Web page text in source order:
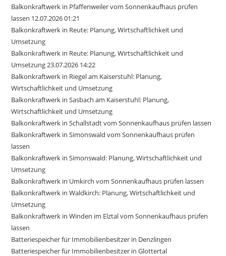
Balkonkraftwerk in Pfaffenweiler vom Sonnenkaufhaus prüfen
lassen 12.07.2026 01:21
Balkonkraftwerk in Reute: Planung, Wirtschaftlichkeit und
Umsetzung
Balkonkraftwerk in Reute: Planung, Wirtschaftlichkeit und
Umsetzung 23.07.2026 14:22
Balkonkraftwerk in Riegel am Kaiserstuhl: Planung,
Wirtschaftlichkeit und Umsetzung
Balkonkraftwerk in Sasbach am Kaiserstuhl: Planung,
Wirtschaftlichkeit und Umsetzung
Balkonkraftwerk in Schallstadt vom Sonnenkaufhaus prüfen lassen
Balkonkraftwerk in Simonswald vom Sonnenkaufhaus prüfen
lassen
Balkonkraftwerk in Simonswald: Planung, Wirtschaftlichkeit und
Umsetzung
Balkonkraftwerk in Umkirch vom Sonnenkaufhaus prüfen lassen
Balkonkraftwerk in Waldkirch: Planung, Wirtschaftlichkeit und
Umsetzung
Balkonkraftwerk in Winden im Elztal vom Sonnenkaufhaus prüfen
lassen
Batteriespeicher für Immobilienbesitzer in Denzlingen
Batteriespeicher für Immobilienbesitzer in Glottertal